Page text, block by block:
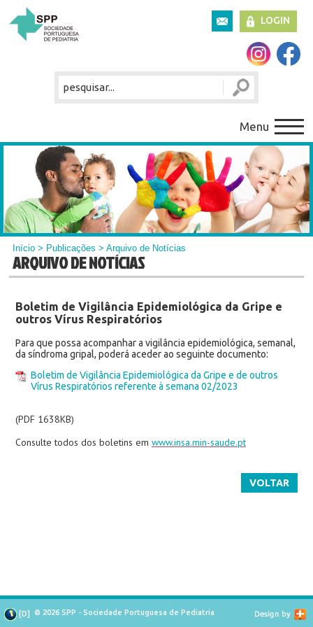
LOGIN
Menu
Início > Publicações > Arquivo de Notícias
ARQUIVO DE NOTÍCIAS
Boletim de Vigilância Epidemiológica da Gripe e
outros Vírus Respiratórios
Para que possa acompanhar a vigilância epidemiológica, semanal,
da síndroma gripal, poderá aceder ao seguinte documento:
Boletim de Vigilância Epidemiológica da Gripe e de outros
Vírus Respiratórios referente à semana 02/2023
(PDF 1638KB)
Consulte todos dos boletins em www.insa.min-saude.pt
VOLTAR
[D] © 2026 SPP - Sociedade Portuguesa de Pediatria